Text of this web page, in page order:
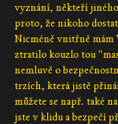
vyznání, někteří
proto, že nikoho
Nicméně vnitřně mám
ztratilo kouzlo tou
nemluvě o
trzích, která jistě
můžete se např. také
jste v klidu a bezpečí